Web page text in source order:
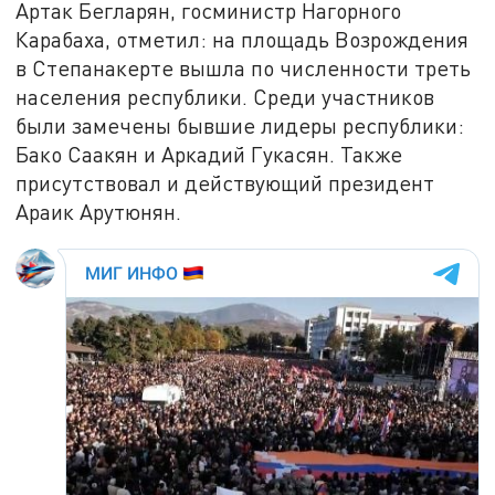
Артак Бегларян, госминистр Нагорного
Карабаха, отметил: на площадь Возрождения
в Степанакерте вышла по численности треть
населения республики. Среди участников
были замечены бывшие лидеры республики:
Бако Саакян и Аркадий Гукасян. Также
присутствовал и действующий президент
Араик Арутюнян.